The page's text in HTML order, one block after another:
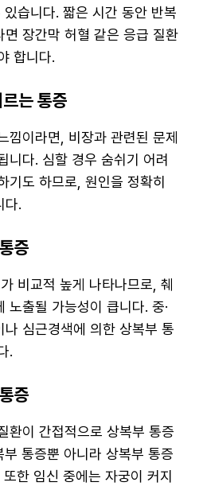
습니다. 짧은 시간 동안 반복
면 장간막 허혈 같은 응급 질환
합니다.
는 통증
낌이라면, 비장과 관련된 문제
니다. 심할 경우 숨쉬기 어려
기도 하므로, 원인을 정확히
다.
증
비교적 높게 나타나므로, 췌
노출될 가능성이 큽니다. 중·
심근경색에 의한 상복부 통
.
증
환이 간접적으로 상복부 통증
통증뿐 아니라 상복부 통증
한 임신 중에는 자궁이 커지